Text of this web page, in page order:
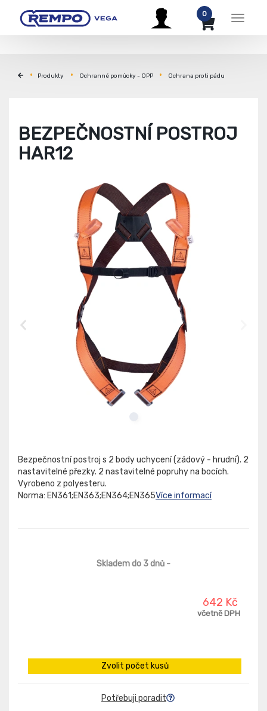
Menu
0
Produkty Ochranné pomůcky - OPP Ochrana proti pádu
BEZPEČNOSTNÍ POSTROJ
HAR12
Bezpečnostní postroj s 2 body uchycení (zádový - hrudní). 2
nastavitelné přezky. 2 nastavitelné popruhy na bocích.
Vyrobeno z polyesteru.
Norma: EN361;EN363;EN364;EN365Více informací
Skladem do 3 dnů -
642 Kč
včetně DPH
Zvolit počet kusů
Potřebuji poradit